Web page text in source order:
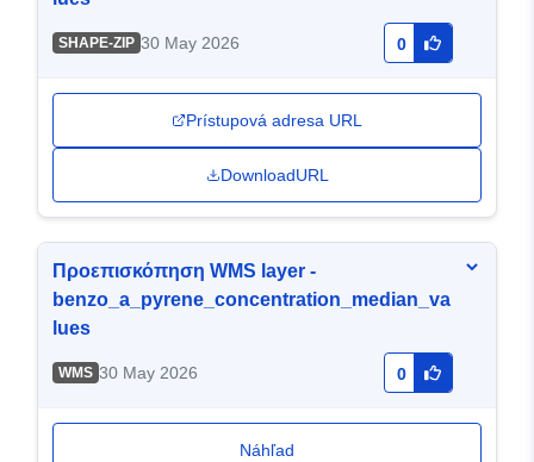
SHAPE-ZIP 30 May 2026 0
Prístupová adresa URL
DownloadURL
Προεπισκόπηση WMS layer -
benzo_a_pyrene_concentration_median_va
lues
WMS 30 May 2026 0
Náhľad